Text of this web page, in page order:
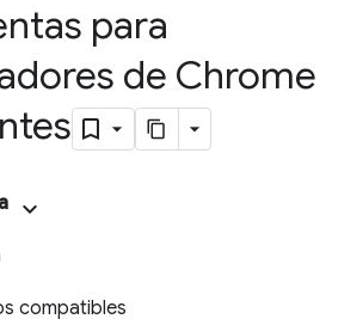
para
de Chrome
compatibles